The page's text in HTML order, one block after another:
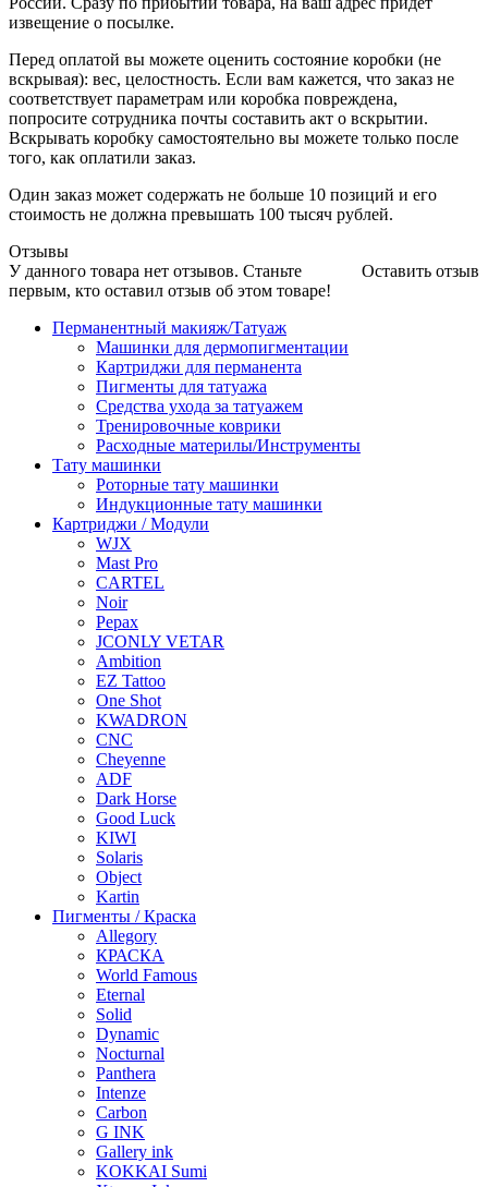
извещение о посылке.
Перед оплатой вы можете оценить состояние коробки (не
вскрывая): вес, целостность. Если вам кажется, что заказ не
соответствует параметрам или коробка повреждена,
попросите сотрудника почты составить акт о вскрытии.
Вскрывать коробку самостоятельно вы можете только после
того, как оплатили заказ.
Один заказ может содержать не больше 10 позиций и его
стоимость не должна превышать 100 тысяч рублей.
Отзывы
Оставить отзыв
У данного товара нет отзывов. Станьте
первым, кто оставил отзыв об этом товаре!
Перманентный макияж/Татуаж
Машинки для дермопигментации
Картриджи для перманента
Пигменты для татуажа
Средства ухода за татуажем
Тренировочные коврики
Расходные материлы/Инструменты
Тату машинки
Роторные тату машинки
Индукционные тату машинки
Картриджи / Модули
WJX
Mast Pro
CARTEL
Noir
Pepax
JCONLY VETAR
Ambition
EZ Tattoo
One Shot
KWADRON
CNC
Cheyenne
ADF
Dark Horse
Good Luck
KIWI
Solaris
Object
Kartin
Пигменты / Краска
Allegory
КРАСКА
World Famous
Eternal
Solid
Dynamic
Nocturnal
Panthera
Intenze
Carbon
G INK
Gallery ink
KOKKAI Sumi